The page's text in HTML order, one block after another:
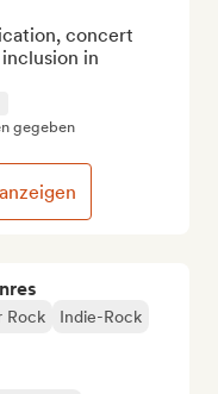
Rock
Indie-Rock
concert
in
gegeben